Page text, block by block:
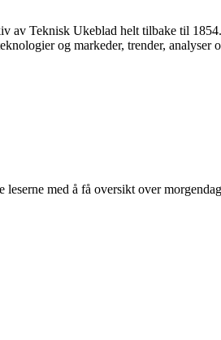
Teknisk Ukeblad helt tilbake til
og markeder, trender, analyser
med å få oversikt over